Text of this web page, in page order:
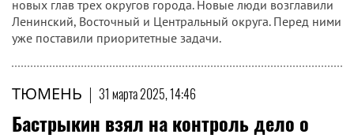
новых глав трех округов города. Новые люди возглавили
Ленинский, Восточный и Центральный округа. Перед ними
уже поставили приоритетные задачи.
ТЮМЕНЬ | 31 марта 2025, 14:46
Бастрыкин взял на контроль дело о